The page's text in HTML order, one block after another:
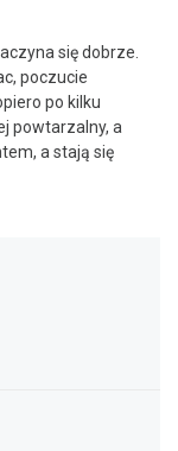
się dobrze.
poczucie
po kilku
powtarzalny, a
a stają się